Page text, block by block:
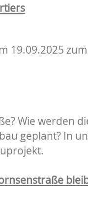
19.09.2025
Wie werden
geplant? In